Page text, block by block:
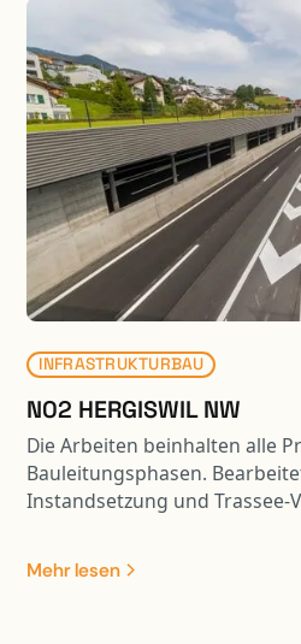
Gewerbegebäude
Gebäude sind in Stahlbeton-
ausgeführt, welche sämtliche
Wirtschaftlichkeit und
erfüllen. Damit die
Wendekreis in die
können, ragt das Parking
Verkehrsfläche. Die
mittels Stützenvorspannung
Dachträgern aufgehängt.
Krafteinleitung werden die
schlanken Flachdecken auf
Mass begrenzt.
INFRASTRUKTURBAU
N02 HERGISWIL NW
Die Arbeiten beinhalten alle
Bauleitungsphasen.
Instandsetzung und
Trassee-Verbreiterung FBNO.
Mehr lesen